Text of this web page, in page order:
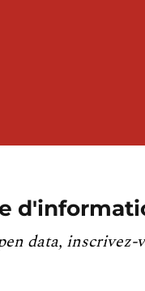
data, inscrivez-